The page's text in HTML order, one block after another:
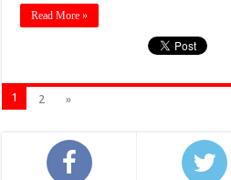
Read More »
1 2 »